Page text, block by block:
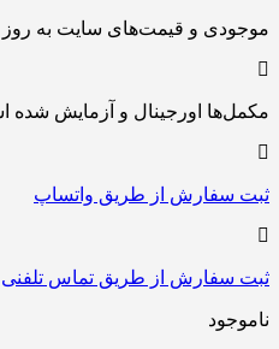
موجودی و قیمت‌های سایت به
مکمل‌ها اورجینال و آزمایش شده
ثبت سفارش از طریق واتساپ
ثبت سفارش از طریق تماس تلفنی
ناموجود